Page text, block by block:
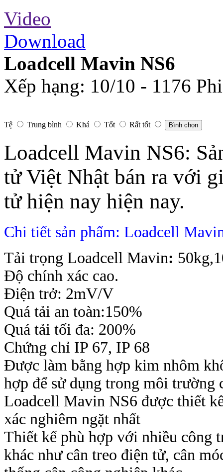
Video
Download
Loadcell Mavin NS6
Xếp hạng: 10/10 - 1176
Tệ Trung bình Khá Tốt Rất tốt Bình chọn
Loadcell Mavin NS6:
tử Việt Nhật bán ra với
tử hiện nay hiện nay.
Chi tiết sản phẩm: Loadcell
Tải trọng Loadcell Mavin:
Độ chính xác cao.
Điện trở: 2mV/V
Quá tải an toàn:150%
Quá tải tối đa: 200%
Chứng chỉ IP 67, IP 68
Được làm bằng hợp kim nhôm
hợp để sử dụng trong môi trường
Loadcell Mavin NS6 được thiết
xác nghiêm ngặt nhất
Thiết kế phù hợp với nhiều công
khác như cân treo điện tử, cân